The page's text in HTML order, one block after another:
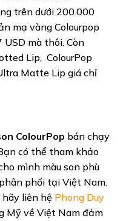
trên dưới 200.000
mạ vàng Colourpop
mà thôi. Còn
Lip, ColourPop
Matte Lip giá chỉ
ColourPop bán chạy
có thể tham khảo
mình màu son phù
phối tại Việt Nam.
hãy liên hệ Phong Duy
Mỹ về Việt Nam đảm